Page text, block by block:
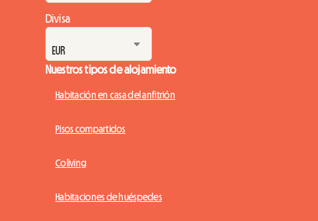
Divisa
Nuestros tipos de alojamiento
Habitación en casa del anfitrión
Pisos compartidos
Coliving
Habitaciones de huéspedes